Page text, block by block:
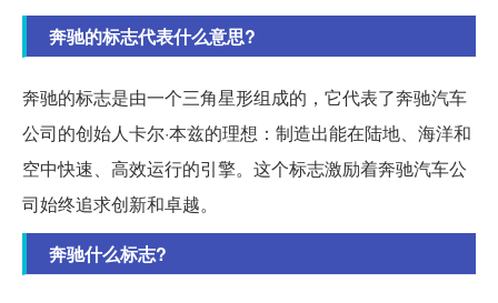
奔驰的标志代表什么意思?
奔驰的标志是由一个三角星形组成的，它代表了奔驰汽车
公司的创始人卡尔·本兹的理想：制造出能在陆地、海洋和
空中快速、高效运行的引擎。这个标志激励着奔驰汽车公
司始终追求创新和卓越。
奔驰什么标志?